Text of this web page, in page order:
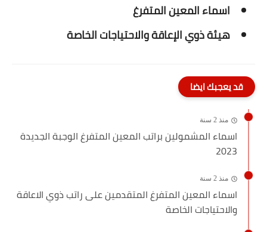
اسماء المعين المتفرغ
هيئة ذوي الإعاقة والاحتياجات الخاصة
قد يعجبك ايضا
منذ 2 سنة
اسماء المشمولين براتب المعين المتفرغ الوجبة الجديدة
2023
منذ 2 سنة
اسماء المعين المتفرغ المتقدمين على راتب ذوي الاعاقة
والاحتياجات الخاصة